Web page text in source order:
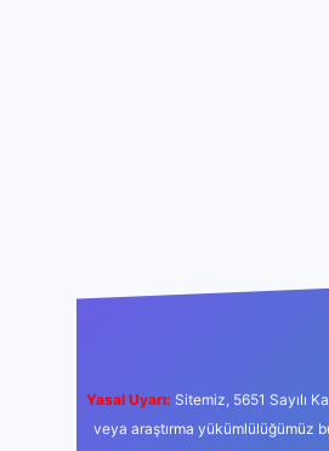
Yasal Uyarı: Sitemiz, 5651 Sayılı
veya araştırma yükümlülüğümüz